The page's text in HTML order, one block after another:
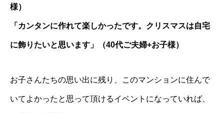
様）
「カンタンに作れて楽しかったです。クリスマスは自宅
に飾りたいと思います」（40代ご夫婦+お子様）
お子さんたちの思い出に残り、このマンションに住んで
いてよかったと思って頂けるイベントになっていれば、